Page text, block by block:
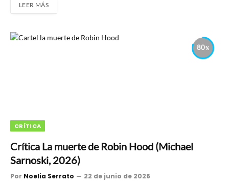
LEER MÁS
80
CRÍTICA
Crítica La muerte de Robin Hood (Michael
Sarnoski, 2026)
Por Noelia Serrato 22 de junio de 2026